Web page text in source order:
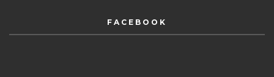
FACEBOOK